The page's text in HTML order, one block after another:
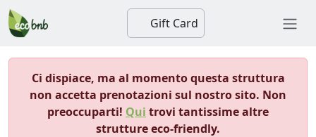
Gift Card
Ci dispiace, ma al momento questa struttura
non accetta prenotazioni sul nostro sito. Non
preoccuparti! Qui trovi tantissime altre
strutture eco-friendly.